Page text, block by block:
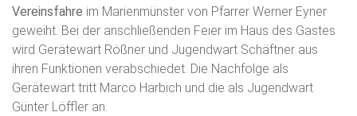
Vereinsfahre im Marienmünster von Pfarrer Werner Eyner
geweiht. Bei der anschließenden Feier im Haus des Gastes
wird Gerätewart Rößner und Jugendwart Schäftner aus
ihren Funktionen verabschiedet. Die Nachfolge als
Gerätewart tritt Marco Harbich und die als Jugendwart
Günter Löffler an.